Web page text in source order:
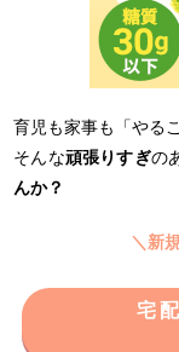
育児も家事も「やる
そんな頑張りすぎの
んか？
＼新
宅